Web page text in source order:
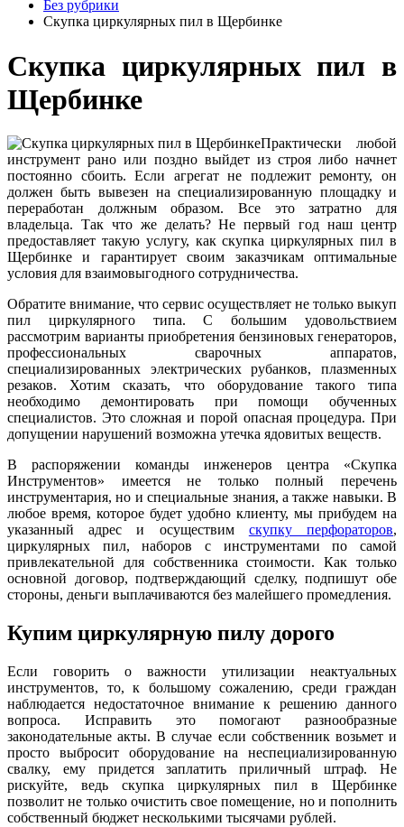
Без рубрики
Скупка циркулярных пил в Щербинке
Скупка циркулярных пил в
Щербинке
Практически любой
инструмент рано или поздно выйдет из строя либо начнет
постоянно сбоить. Если агрегат не подлежит ремонту, он
должен быть вывезен на специализированную площадку и
переработан должным образом. Все это затратно для
владельца. Так что же делать? Не первый год наш центр
предоставляет такую услугу, как скупка циркулярных пил в
Щербинке и гарантирует своим заказчикам оптимальные
условия для взаимовыгодного сотрудничества.
Обратите внимание, что сервис осуществляет не только выкуп
пил циркулярного типа. С большим удовольствием
рассмотрим варианты приобретения бензиновых генераторов,
профессиональных сварочных аппаратов,
специализированных электрических рубанков, плазменных
резаков. Хотим сказать, что оборудование такого типа
необходимо демонтировать при помощи обученных
специалистов. Это сложная и порой опасная процедура. При
допущении нарушений возможна утечка ядовитых веществ.
В распоряжении команды инженеров центра «Скупка
Инструментов» имеется не только полный перечень
инструментария, но и специальные знания, а также навыки. В
любое время, которое будет удобно клиенту, мы прибудем на
указанный адрес и осуществим скупку перфораторов,
циркулярных пил, наборов с инструментами по самой
привлекательной для собственника стоимости. Как только
основной договор, подтверждающий сделку, подпишут обе
стороны, деньги выплачиваются без малейшего промедления.
Купим циркулярную пилу дорого
Если говорить о важности утилизации неактуальных
инструментов, то, к большому сожалению, среди граждан
наблюдается недостаточное внимание к решению данного
вопроса. Исправить это помогают разнообразные
законодательные акты. В случае если собственник возьмет и
просто выбросит оборудование на неспециализированную
свалку, ему придется заплатить приличный штраф. Не
рискуйте, ведь скупка циркулярных пил в Щербинке
позволит не только очистить свое помещение, но и пополнить
собственный бюджет несколькими тысячами рублей.